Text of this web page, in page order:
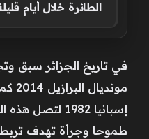
الطائرة خلال أيام
في تاريخ الجزائر سبق
إسبانيا 1982
طموحا وجرأة تهدف تربط